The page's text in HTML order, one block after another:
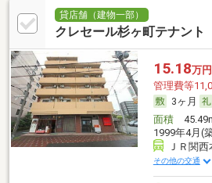
貸店舗（建物一部）
クレセール杉ヶ町テナント
15.18万円
管理費等
3ヶ月
面積
1999年4月(
ＪＲ関
その他の交通